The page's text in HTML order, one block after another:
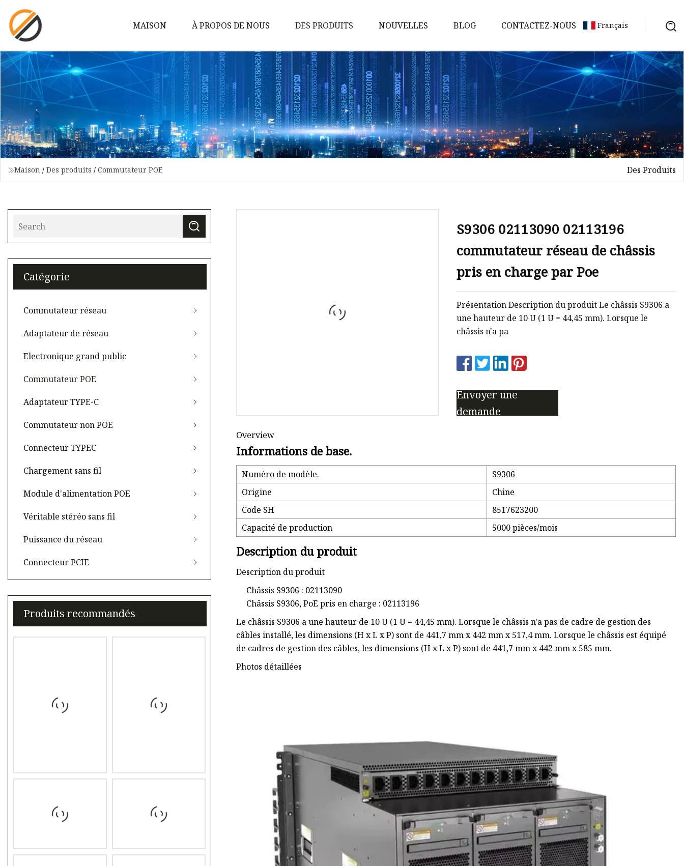
MAISON À PROPOS DE NOUS DES PRODUITS
Commutateur réseau
Adaptateur de réseau
Electronique grand public
Commutateur POE
Adaptateur TYPE-C
Commutateur non POE
Module d'alimentation POE
NOUVELLES BLOG CONTACTEZ-NOUS Français
Maison / Des produits / Commutateur POE Des Produits
Catégorie
Commutateur réseau
Adaptateur de réseau
Electronique grand public
Commutateur POE
Adaptateur TYPE-C
Commutateur non POE
Connecteur TYPEC
Chargement sans fil
Module d'alimentation POE
Véritable stéréo sans fil
Puissance du réseau
Connecteur PCIE
Produits recommandés
S9306 02113090 02113196
commutateur réseau de châssis
pris en charge par Poe
Présentation Description du produit Le châssis S9306 a
une hauteur de 10 U (1 U = 44,45 mm). Lorsque le
châssis n'a pa
Envoyer une
demande
Overview
Informations de base.
Numéro de modèle.
S9306
Origine
Chine
Code SH
8517623200
Capacité de production
5000 pièces/mois
Description du produit
Description du produit
Châssis S9306 : 02113090
Châssis S9306, PoE pris en charge : 02113196
Le châssis S9306 a une hauteur de 10 U (1 U = 44,45 mm). Lorsque le châssis n'a pas de cadre de gestion des
câbles installé, les dimensions (H x L x P) sont de 441,7 mm x 442 mm x 517,4 mm. Lorsque le châssis est équipé
de cadres de gestion des câbles, les dimensions (H x L x P) sont de 441,7 mm x 442 mm x 585 mm.
Photos détaillées